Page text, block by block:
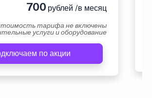
700 рублей /в месяц
тарифа не включены
услуги и оборудование
по акции